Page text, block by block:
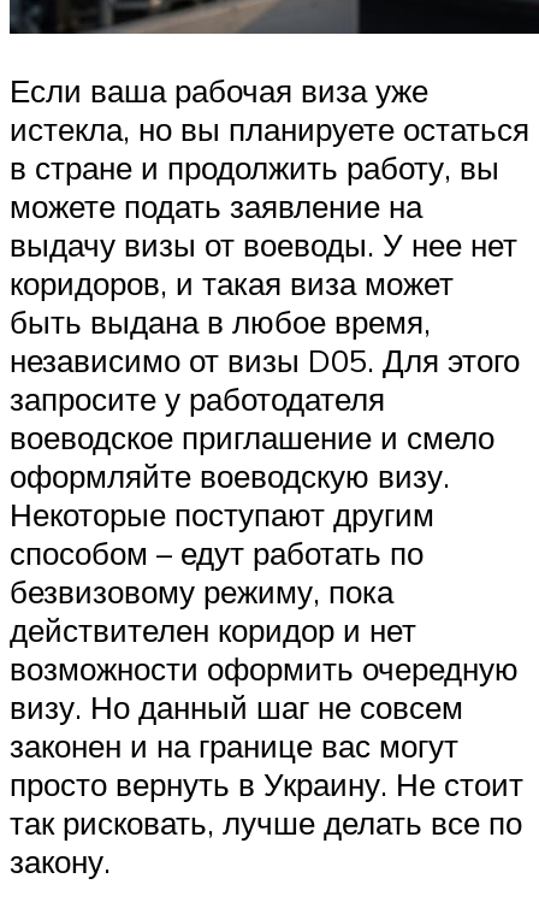
Если ваша рабочая виза уже
истекла, но вы планируете остаться
в стране и продолжить работу, вы
можете подать заявление на
выдачу визы от воеводы. У нее нет
коридоров, и такая виза может
быть выдана в любое время,
независимо от визы D05. Для этого
запросите у работодателя
воеводское приглашение и смело
оформляйте воеводскую визу.
Некоторые поступают другим
способом – едут работать по
безвизовому режиму, пока
действителен коридор и нет
возможности оформить очередную
визу. Но данный шаг не совсем
законен и на границе вас могут
просто вернуть в Украину. Не стоит
так рисковать, лучше делать все по
закону.